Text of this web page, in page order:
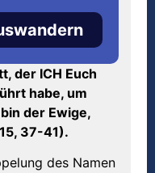
der ICH Euch
habe, um
der Ewige,
37-41).
des Namen